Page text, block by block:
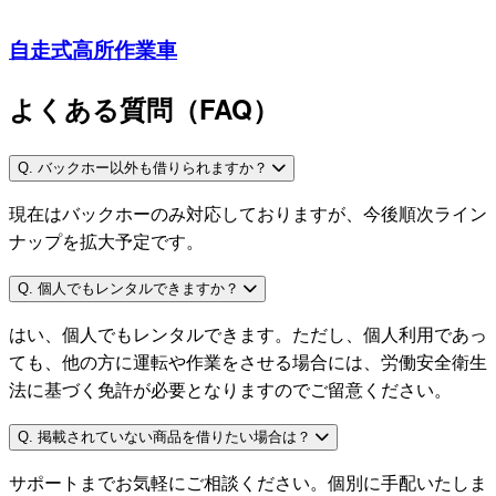
自走式高所作業車
よくある質問（FAQ）
Q. バックホー以外も借りられますか？
現在はバックホーのみ対応しておりますが、今後順次ライン
ナップを拡大予定です。
Q. 個人でもレンタルできますか？
はい、個人でもレンタルできます。ただし、個人利用であっ
ても、他の方に運転や作業をさせる場合には、労働安全衛生
法に基づく免許が必要となりますのでご留意ください。
Q. 掲載されていない商品を借りたい場合は？
サポートまでお気軽にご相談ください。個別に手配いたしま